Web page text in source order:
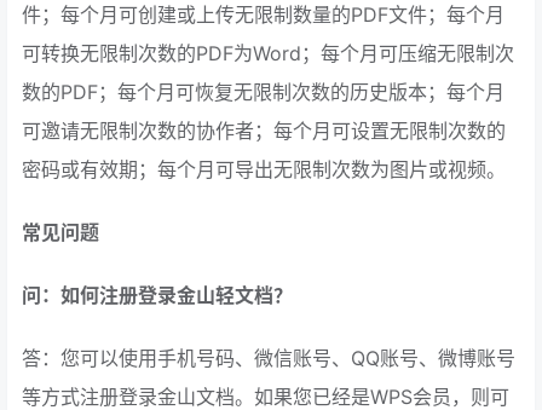
件；每个月可创建或上传无限制数量的PDF文件；每个月
可转换无限制次数的PDF为Word；每个月可压缩无限制次
数的PDF；每个月可恢复无限制次数的历史版本；每个月
可邀请无限制次数的协作者；每个月可设置无限制次数的
密码或有效期；每个月可导出无限制次数为图片或视频。
常见问题
问：如何注册登录金山轻文档？
答：您可以使用手机号码、微信账号、QQ账号、微博账号
等方式注册登录金山文档。如果您已经是WPS会员，则可